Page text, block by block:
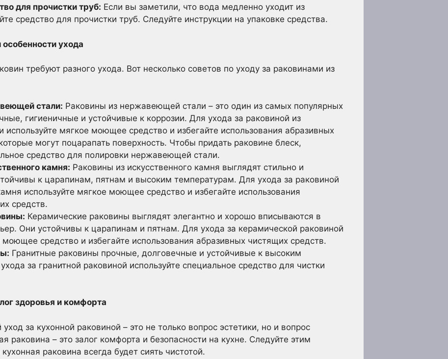
для прочистки труб: Если вы заметили, что вода медленно уходит из
средство для прочистки труб. Следуйте инструкции на упаковке средства.
ухода
требуют разного ухода. Вот несколько советов по уходу за раковинами из
стали: Раковины из нержавеющей стали – это один из самых популярных
гигиеничные и устойчивые к коррозии. Для ухода за раковиной из
мягкое моющее средство и избегайте использования абразивных
могут поцарапать поверхность. Чтобы придать раковине блеск,
средство для полировки нержавеющей стали.
камня: Раковины из искусственного камня выглядят стильно и
к царапинам, пятнам и высоким температурам. Для ухода за раковиной
используйте мягкое моющее средство и избегайте использования
средств.
Керамические раковины выглядят элегантно и хорошо вписываются в
Они устойчивы к царапинам и пятнам. Для ухода за керамической раковиной
моющее средство и избегайте использования абразивных чистящих средств.
Гранитные раковины прочные, долговечные и устойчивые к высоким
за гранитной раковиной используйте специальное средство для чистки
здоровья и комфорта
за кухонной раковиной – это не только вопрос эстетики, но и вопрос
раковина – это залог комфорта и безопасности на кухне. Следуйте этим
раковина всегда будет сиять чистотой.